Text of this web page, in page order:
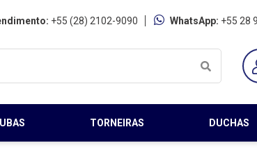
+55 (28) 2102-9090 WhatsApp: +55 28
TORNEIRAS DUCHAS